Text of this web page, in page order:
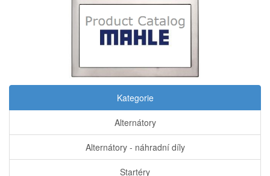
Kategorie
Alternátory
Alternátory - náhradní díly
Startéry